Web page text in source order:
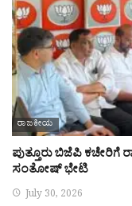
ರಾಜಕೀಯ
ಪುತ್ತೂರು ಬಿಜೆಪಿ
ಸಂತೋಷ್ ಭೇಟಿ
July 30, 2026